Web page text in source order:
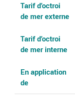
Tarif d’octroi
de mer externe
Tarif d’octroi
de mer interne
En application
de